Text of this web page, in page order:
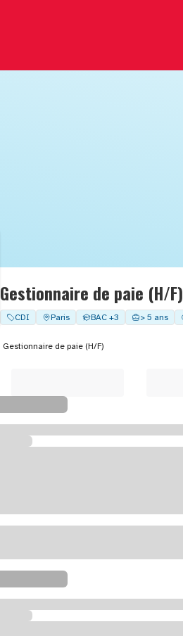
Gestionnaire de paie (H/F)
CDI Paris BAC +3 > 5 ans
Gestionnaire de paie (H/F)